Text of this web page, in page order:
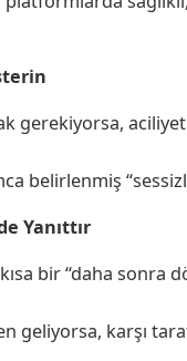
gerekiyorsa,
belirlenmiş
Yanıttır
bir “daha sonra
geliyorsa, karşı